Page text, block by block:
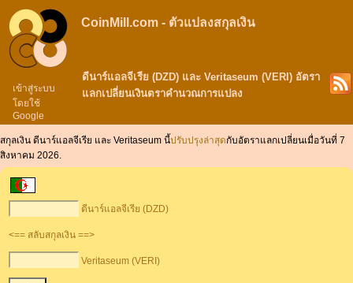
เข้าสู่ระบบ
โดยใช้
Google
CoinMill.com - ตัวแปลงสกุลเงิน
ดีนาร์แอลจีเรีย (DZD) และ Veritaseum (VERI) อัตรา
แลกเปลี่ยนเงินตราคำนวณการแปลง
สกุลเงิน ดีนาร์แอลจีเรีย และ Veritaseum นี้ปรับปรุงล่าสุดกับอัตราแลกเปลี่ยนเมื่อวันที่ 7
สิงหาคม 2026.
ดีนาร์แอลจีเรีย (DZD)
<== สลับสกุลเงิน ==>
Veritaseum (VERI)